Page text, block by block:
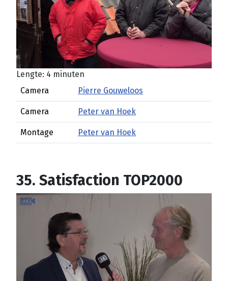
Lengte: 4 minuten
Camera
Pierre Gouweloos
Camera Peter van Hoek
Montage Peter van Hoek
35. Satisfaction TOP2000